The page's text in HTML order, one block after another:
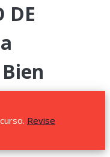
DE
Revise